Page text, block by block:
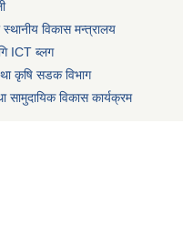
स्थानीय विकास मन्त्रालय
ICT ब्लग
कृषि सडक विभाग
सामुदायिक विकास कार्यक्रम